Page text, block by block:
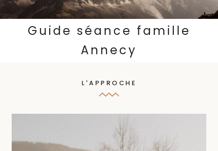
Guide séance famille
Annecy
L'APPROCHE